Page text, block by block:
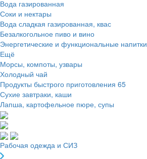
Вода газированная
Соки и нектары
Вода сладкая газированная, квас
Безалкогольное пиво и вино
Энергетические и функциональные напитки
Ещё
Морсы, компоты, узвары
Холодный чай
Продукты быстрого приготовления 65
Сухие завтраки, каши
Лапша, картофельное пюре, супы
Рабочая одежда и СИЗ